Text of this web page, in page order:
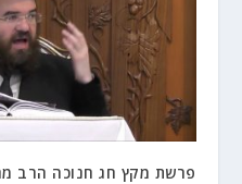
פרשת מקץ חג חנוכה הרב